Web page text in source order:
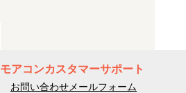
モアコンカスタマーサポート
お問い合わせメールフォーム